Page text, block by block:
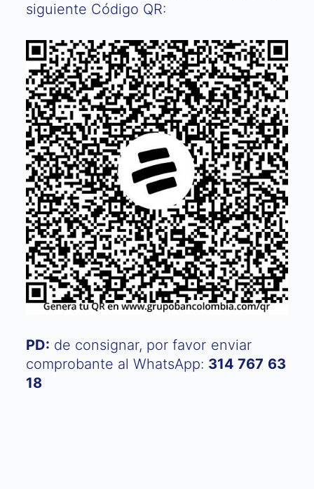
siguiente Código QR:
PD: de consignar, por favor enviar
comprobante al WhatsApp: 314 767 63
18